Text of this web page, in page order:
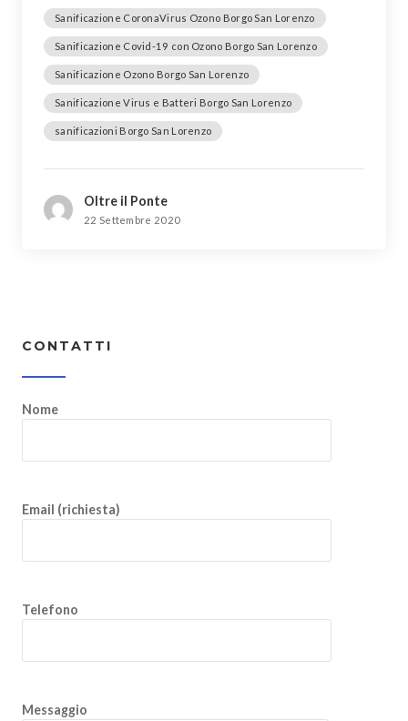
Sanificazione CoronaVirus Ozono Borgo San Lorenzo
Sanificazione Covid-19 con Ozono Borgo San Lorenzo
Sanificazione Ozono Borgo San Lorenzo
Sanificazione Virus e Batteri Borgo San Lorenzo
sanificazioni Borgo San Lorenzo
Oltre il Ponte
22 Settembre 2020
CONTATTI
Nome
Email (richiesta)
Telefono
Messaggio